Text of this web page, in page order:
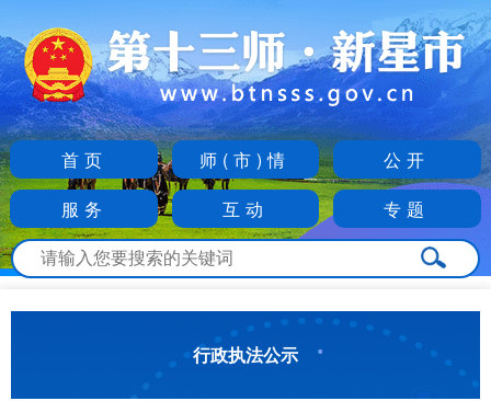
首页 师(市)情
公开
服务
互动 专题
行政执法公示